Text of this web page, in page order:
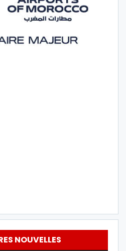
NOUVELLES